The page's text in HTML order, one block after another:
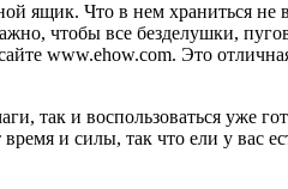
ящик. Что в нем храниться не
чтобы все безделушки,
www.ehow.com. Это
так и воспользоваться уже
и силы, так что ели у вас